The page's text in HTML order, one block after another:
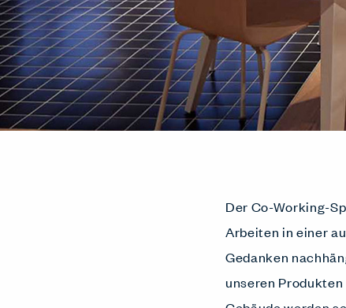
Der Co-Working-
Arbeiten in einer
Gedanken
unseren